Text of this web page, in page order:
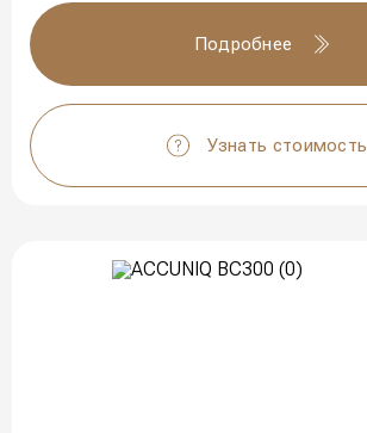
Подробнее
Узнать стоимость